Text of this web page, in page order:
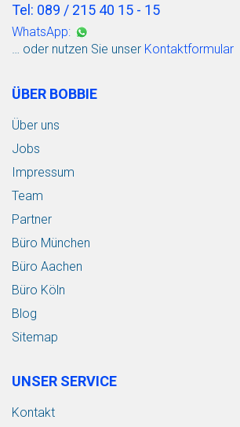
Tel: 089 / 215 40 15 - 15
WhatsApp:
… oder nutzen Sie unser Kontaktformular
ÜBER BOBBIE
Über uns
Jobs
Impressum
Team
Partner
Büro München
Büro Aachen
Büro Köln
Blog
Sitemap
UNSER SERVICE
Kontakt